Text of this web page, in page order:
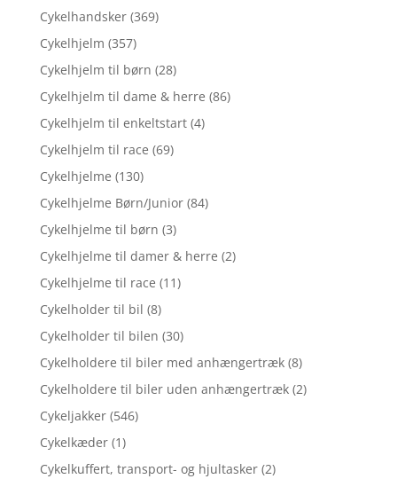
Cykelhandsker (369)
Cykelhjelm (357)
Cykelhjelm til børn (28)
Cykelhjelm til dame & herre (86)
Cykelhjelm til enkeltstart (4)
Cykelhjelm til race (69)
Cykelhjelme (130)
Cykelhjelme Børn/Junior (84)
Cykelhjelme til børn (3)
Cykelhjelme til damer & herre (2)
Cykelhjelme til race (11)
Cykelholder til bil (8)
Cykelholder til bilen (30)
Cykelholdere til biler med anhængertræk (8)
Cykelholdere til biler uden anhængertræk (2)
Cykeljakker (546)
Cykelkæder (1)
Cykelkuffert, transport- og hjultasker (2)